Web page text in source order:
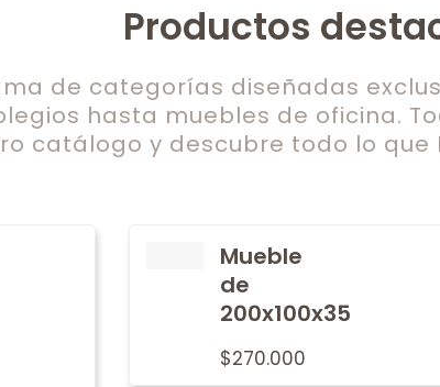
Productos
de categorías diseñadas
hasta muebles de oficina.
catálogo y descubre todo lo
Mueble
de
200x100x35
$270.000